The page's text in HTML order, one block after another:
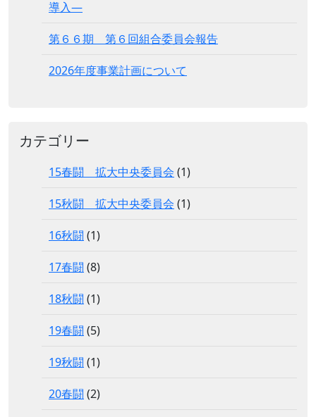
導入―
第６６期 第６回組合委員会報告
2026年度事業計画について
カテゴリー
15春闘 拡大中央委員会 (1)
15秋闘 拡大中央委員会 (1)
16秋闘 (1)
17春闘 (8)
18秋闘 (1)
19春闘 (5)
19秋闘 (1)
20春闘 (2)